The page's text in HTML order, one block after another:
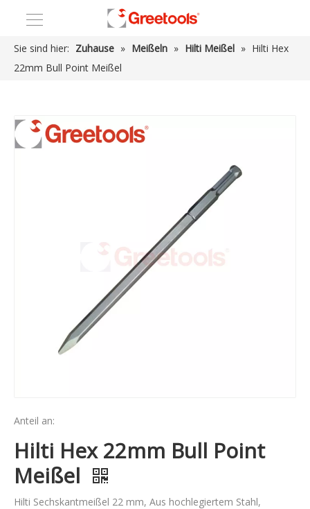
Sie sind hier: Zuhause » Meißeln » Hilti Meißel » Hilti Hex
22mm Bull Point Meißel
Anteil an:
Hilti Hex 22mm Bull Point
Meißel
Hilti Sechskantmeißel 22 mm, Aus hochlegiertem Stahl,